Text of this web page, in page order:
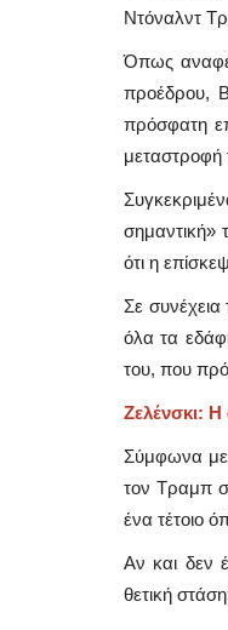
Ντόναλντ
Όπως
προέδρου,
πρόσφατη
σημαντική»
ότι η
Σε
όλα τα
του, που
Ζελένσκι:
Σύμφωνα με
τον Τραμπ
ένα τέτοιο
Αν και δεν
θετική